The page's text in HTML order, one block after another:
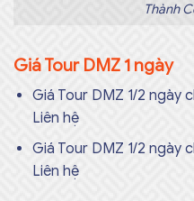
Thành
Giá Tour DMZ 1 ngày
Giá Tour DMZ 1/2 ngày
Liên hệ
Giá Tour DMZ 1/2 ngày
Liên hệ